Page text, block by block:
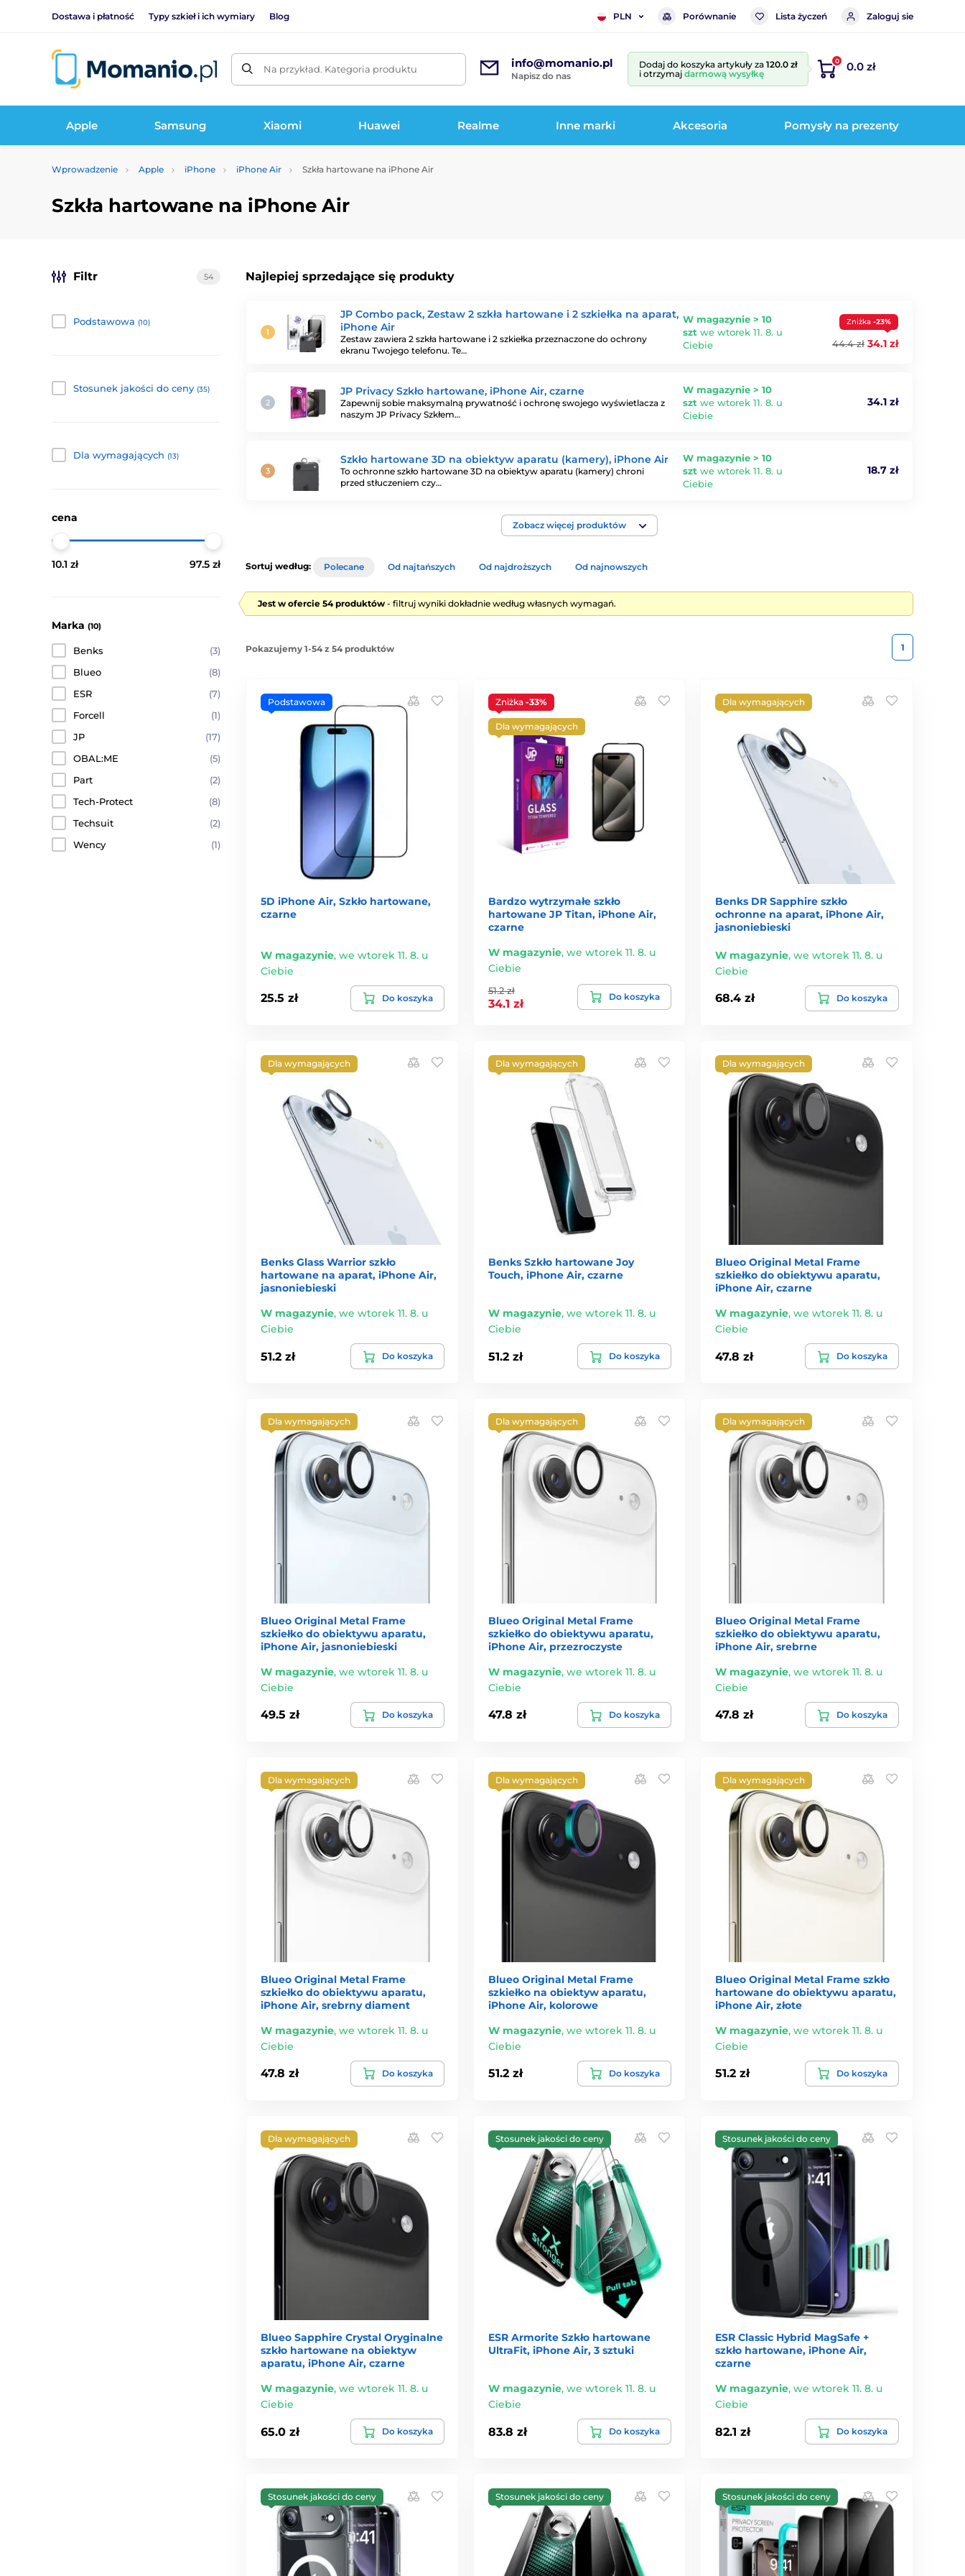
Dostawa i płatność Typy szkieł i ich wymiary Blog PLN Porównanie Lista życzeń Zaloguj sie
Na przykład. Kategoria produktu info@momanio.pl
Napisz do nas
Dodaj do koszyka artykuły za 120.0 zł
i otrzymaj darmową wysyłkę
0 0.0 zł
Apple Samsung Xiaomi Huawei Realme Inne marki Akcesoria Pomysły na prezenty
Wprowadzenie Apple iPhone iPhone Air Szkła hartowane na iPhone Air
Szkła hartowane na iPhone Air
Najlepiej sprzedające się produkty
JP Combo pack, Zestaw 2 szkła hartowane i 2 szkiełka na aparat,
iPhone Air
Zestaw zawiera 2 szkła hartowane i 2 szkiełka przeznaczone do ochrony
ekranu Twojego telefonu. Te…
W magazynie > 10
szt we wtorek 11. 8. u
Ciebie
Zniżka -23%
44.4 zł 34.1 zł
JP Privacy Szkło hartowane, iPhone Air, czarne
Zapewnij sobie maksymalną prywatność i ochronę swojego wyświetlacza z
naszym JP Privacy Szkłem…
W magazynie > 10
szt we wtorek 11. 8. u
Ciebie
34.1 zł
Szkło hartowane 3D na obiektyw aparatu (kamery), iPhone Air
To ochronne szkło hartowane 3D na obiektyw aparatu (kamery) chroni
przed stłuczeniem czy…
W magazynie > 10
szt we wtorek 11. 8. u
Ciebie
18.7 zł
Zobacz więcej produktów
Filtr 54
Podstawowa (10)
Stosunek jakości do ceny (35)
Dla wymagających (13)
cena
10.1 zł 97.5 zł
Marka (10)
Benks
(3)
Blueo
(8)
ESR
(7)
Forcell
(1)
JP
(17)
OBAL:ME
(5)
Part
(2)
Tech-Protect
(8)
Techsuit
(2)
Wency
(1)
Sortuj według: Polecane Od najtańszych Od najdroższych Od najnowszych
Jest w ofercie 54 produktów - filtruj wyniki dokładnie według własnych wymagań.
Pokazujemy 1-54 z 54 produktów 1
Podstawowa
5D iPhone Air, Szkło hartowane,
czarne
W magazynie, we wtorek 11. 8. u
Ciebie
25.5 zł Do koszyka
Zniżka -33%
Dla wymagających
Bardzo wytrzymałe szkło
hartowane JP Titan, iPhone Air,
czarne
W magazynie, we wtorek 11. 8. u
Ciebie
51.2 zł
34.1 zł
Do koszyka
Dla wymagających
Benks DR Sapphire szkło
ochronne na aparat, iPhone Air,
jasnoniebieski
W magazynie,we wtorek 11. 8. u
Ciebie
68.4 zł Do koszyka
Dla wymagających
Benks Glass Warrior szkło
hartowane na aparat, iPhone Air,
jasnoniebieski
W magazynie, we wtorek 11. 8. u
Ciebie
51.2 zł Do koszyka
Dla wymagających
Benks Szkło hartowane Joy
Touch, iPhone Air, czarne
W magazynie, we wtorek 11. 8. u
Ciebie
51.2 zł Do koszyka
Dla wymagających
Blueo Original Metal Frame
szkiełko do obiektywu aparatu,
iPhone Air, czarne
W magazynie,we wtorek 11. 8. u
Ciebie
47.8 zł Do koszyka
Dla wymagających
Blueo Original Metal Frame
szkiełko do obiektywu aparatu,
iPhone Air, jasnoniebieski
W magazynie, we wtorek 11. 8. u
Ciebie
49.5 zł Do koszyka
Dla wymagających
Blueo Original Metal Frame
szkiełko do obiektywu aparatu,
iPhone Air, przezroczyste
W magazynie, we wtorek 11. 8. u
Ciebie
47.8 zł Do koszyka
Dla wymagających
Blueo Original Metal Frame
szkiełko do obiektywu aparatu,
iPhone Air, srebrne
W magazynie,we wtorek 11. 8. u
Ciebie
47.8 zł Do koszyka
Dla wymagających
Blueo Original Metal Frame
szkiełko do obiektywu aparatu,
iPhone Air, srebrny diament
W magazynie, we wtorek 11. 8. u
Ciebie
47.8 zł Do koszyka
Dla wymagających
Blueo Original Metal Frame
szkiełko na obiektyw aparatu,
iPhone Air, kolorowe
W magazynie, we wtorek 11. 8. u
Ciebie
51.2 zł Do koszyka
Dla wymagających
Blueo Original Metal Frame szkło
hartowane do obiektywu aparatu,
iPhone Air, złote
W magazynie,we wtorek 11. 8. u
Ciebie
51.2 zł Do koszyka
Dla wymagających
Blueo Sapphire Crystal Oryginalne
szkło hartowane na obiektyw
aparatu, iPhone Air, czarne
W magazynie, we wtorek 11. 8. u
Ciebie
65.0 zł Do koszyka
Stosunek jakości do ceny
ESR Armorite Szkło hartowane
UltraFit, iPhone Air, 3 sztuki
W magazynie, we wtorek 11. 8. u
Ciebie
83.8 zł Do koszyka
Stosunek jakości do ceny
ESR Classic Hybrid MagSafe +
szkło hartowane, iPhone Air,
czarne
W magazynie,we wtorek 11. 8. u
Ciebie
82.1 zł Do koszyka
Stosunek jakości do ceny Stosunek jakości do ceny Stosunek jakości do ceny